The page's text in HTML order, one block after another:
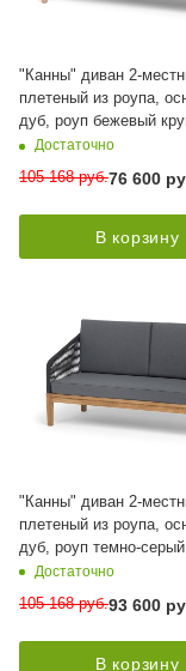
"Канны" диван 2-
плетеный из роупа,
дуб, роуп бежевый
ткань бежевая 15052
Достаточно
105 168руб.76 600
В корзину
"Канны" диван 2-
плетеный из роупа,
дуб, роуп темно-
ткань темно-серая 027
Достаточно
105 168руб.93 600
В корзину